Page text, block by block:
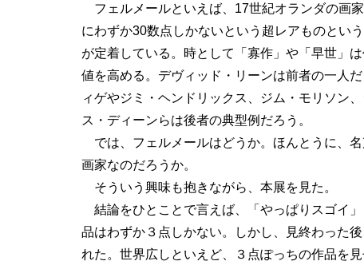
フェルメールといえば、17世紀オランダの画
にわずか30数点しかないという超レアものとい
が定着している。時として「寡作」や「早世」
値を高める。デヴィッド・リーンは前者の一人
ィゲやジミ・ヘンドリックス、ジム・モリソン
ス・ディーンらは後者の典型例だろう。
では、フェルメールはどうか。ほんとうに、
画家なのだろうか。
そういう興味も抱きながら、本展を見た。
結論をひとことで言えば、「やっぱりスゴイ
品はわずか３点しかない。しかし、見終わった
れた。世界広しといえど、３点ぽっちの作品を